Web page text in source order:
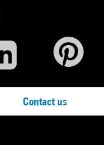
Contact us